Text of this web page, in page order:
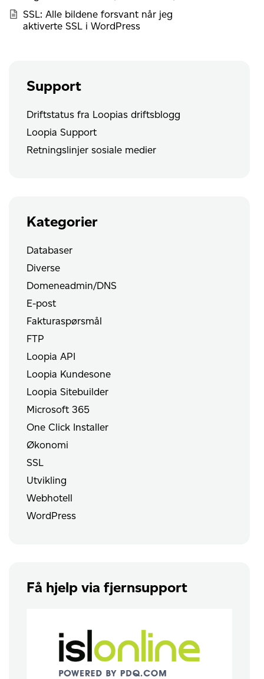
SSL: Alle bildene forsvant når jeg
aktiverte SSL i WordPress
Support
Driftstatus fra Loopias driftsblogg
Loopia Support
Retningslinjer sosiale medier
Kategorier
Databaser
Diverse
Domeneadmin/DNS
E-post
Fakturaspørsmål
FTP
Loopia API
Loopia Kundesone
Loopia Sitebuilder
Microsoft 365
One Click Installer
Økonomi
SSL
Utvikling
Webhotell
WordPress
Få hjelp via fjernsupport